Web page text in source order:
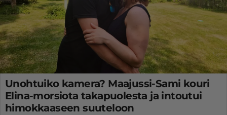
Unohtuiko kamera? Maajussi-Sami kouri
Elina-morsiota takapuolesta ja intoutui
himokkaaseen suuteloon